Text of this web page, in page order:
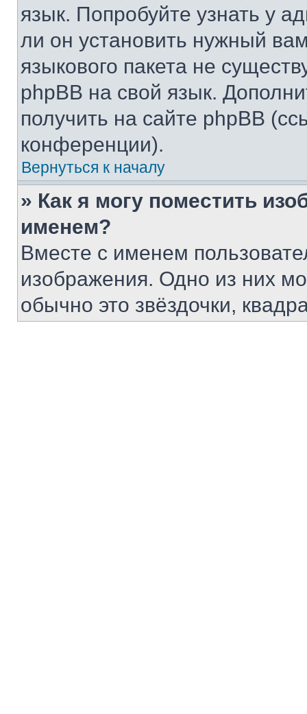
язык. Попробуйте узнать у
ли он установить нужный
языкового пакета не
phpBB на свой язык.
получить на сайте phpBB
конференции).
Вернуться к началу
» Как я могу поместить
именем?
Вместе с именем
изображения. Одно из них
обычно это звёздочки,